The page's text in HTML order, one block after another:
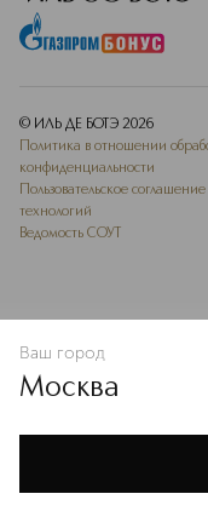
Политике
В КОРЗИНУ
© ИЛЬ ДЕ БОТЭ 2026
Политика в отношении
конфиденциальности
Пользовательское
технологий
Ведомость СОУТ
Ваш город
Москва